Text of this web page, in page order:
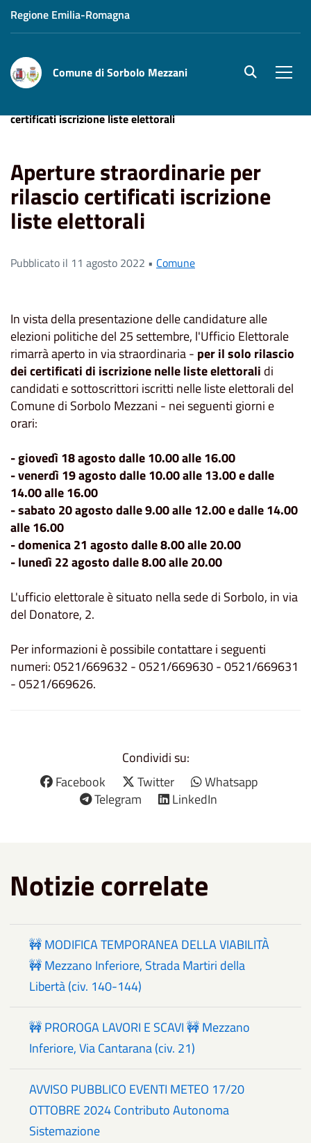
Regione Emilia-Romagna
Comune di Sorbolo Mezzani site.searc
certificati iscrizione liste elettorali
Aperture straordinarie per
rilascio certificati iscrizione
liste elettorali
Pubblicato il 11 agosto 2022 • Comune
In vista della presentazione delle candidature alle
elezioni politiche del 25 settembre, l'Ufficio Elettorale
rimarrà aperto in via straordinaria - per il solo rilascio
dei certificati di iscrizione nelle liste elettorali di
candidati e sottoscrittori iscritti nelle liste elettorali del
Comune di Sorbolo Mezzani - nei seguenti giorni e
orari:
- giovedì 18 agosto dalle 10.00 alle 16.00
- venerdì 19 agosto dalle 10.00 alle 13.00 e dalle
14.00 alle 16.00
- sabato 20 agosto dalle 9.00 alle 12.00 e dalle 14.00
alle 16.00
- domenica 21 agosto dalle 8.00 alle 20.00
- lunedì 22 agosto dalle 8.00 alle 20.00
L'ufficio elettorale è situato nella sede di Sorbolo, in via
del Donatore, 2.
Per informazioni è possibile contattare i seguenti
numeri: 0521/669632 - 0521/669630 - 0521/669631
- 0521/669626.
Condividi su:
Facebook
Twitter
Whatsapp
Telegram
LinkedIn
Notizie correlate
🚧 MODIFICA TEMPORANEA DELLA VIABILITÀ
🚧 Mezzano Inferiore, Strada Martiri della
Libertà (civ. 140-144)
🚧 PROROGA LAVORI E SCAVI 🚧 Mezzano
Inferiore, Via Cantarana (civ. 21)
AVVISO PUBBLICO EVENTI METEO 17/20
OTTOBRE 2024 Contributo Autonoma
Sistemazione